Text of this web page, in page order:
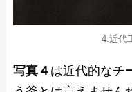
4.近代
写真４ は近代的なチ